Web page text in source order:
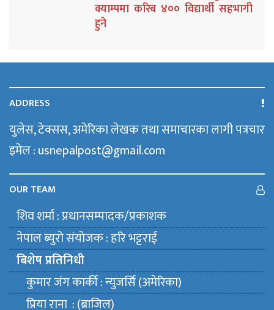
क्याम्पमा करिब ४०० विद्यार्थी सहभागी
हुने
ADDRESS
युलेस, टेक्सस, अमेरिका लेखक तथा समाचारका लागी पत्रचार
इमेल : usnepalpost@gmail.com
OUR TEAM
शिव शर्मा : प्रधानसम्पादक/प्रकाशक
नेपाल ब्युराे संयाेजक : हरि भट्टराई
बिशेष प्रतिनिधी
कुमार जंग कार्की : न्युजर्सि (अमेरिका)
प्रिया राना : (ब्राजिल)